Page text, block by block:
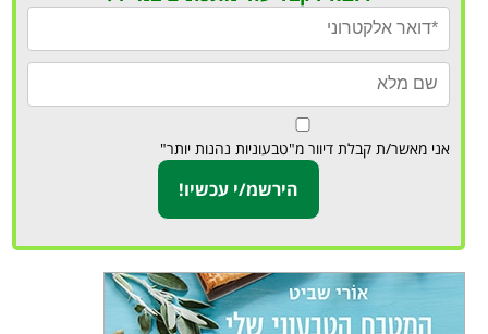
אני מאשר/ת קבלת דיוור מ"טבעוניות נהנות יותר"